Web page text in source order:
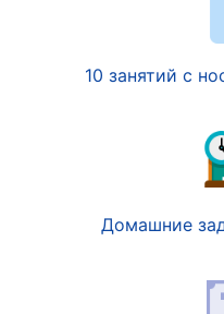
10 занятий с
Домашние